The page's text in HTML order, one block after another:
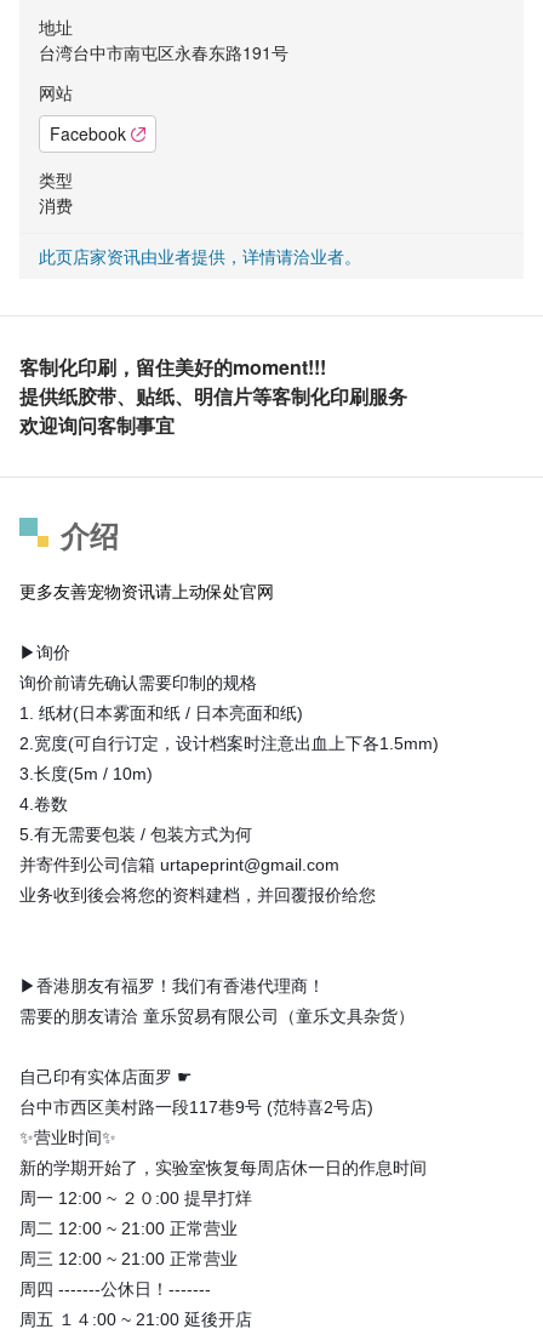
地址
台湾台中市南屯区永春东路191号
网站
Facebook
类型
消费
此页店家资讯由业者提供，详情请洽业者。
客制化印刷，留住美好的moment!!!
提供纸胶带、贴纸、明信片等客制化印刷服务
欢迎询问客制事宜
介绍
更多友善宠物资讯请上动保处官网
▶询价
询价前请先确认需要印制的规格
1. 纸材(日本雾面和纸 / 日本亮面和纸)
2.宽度(可自行订定，设计档案时注意出血上下各1.5mm)
3.长度(5m / 10m)
4.卷数
5.有无需要包装 / 包装方式为何
并寄件到公司信箱 urtapeprint@gmail.com
业务收到後会将您的资料建档，并回覆报价给您
▶香港朋友有福罗！我们有香港代理商！
需要的朋友请洽 童乐贸易有限公司（童乐文具杂货）
自己印有实体店面罗 ☛
台中市西区美村路一段117巷9号 (范特喜2号店)
✨营业时间✨
新的学期开始了，实验室恢复每周店休一日的作息时间
周一 12:00 ~ ２０:00 提早打烊
周二 12:00 ~ 21:00 正常营业
周三 12:00 ~ 21:00 正常营业
周四 -------公休日！-------
周五 １４:00 ~ 21:00 延後开店